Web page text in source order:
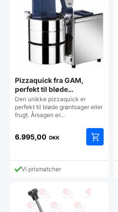
Pizzaquick fra GAM,
perfekt til bløde
grøntsager og frugter
Den unikke pizzaquick er
perfekt til bløde grøntsager eller
frugt. Årsagen er…
6.995,00 DKK
Vi prismatcher